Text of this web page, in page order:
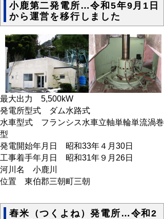
小鹿第二発電所…令和5年9月1日
から運営を移行しました
最大出力 5,500kW
発電所型式 ダム水路式
水車型式 フランシス水車立軸単輪単流渦巻
型
発電開始年月日 昭和33年４月30日
工事着手年月日 昭和31年９月26日
河川名 小鹿川
位置 東伯郡三朝町三朝
舂米（つくよね）発電所…令和2